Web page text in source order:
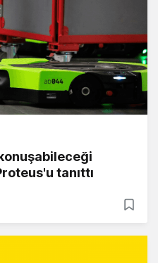
tanıttı